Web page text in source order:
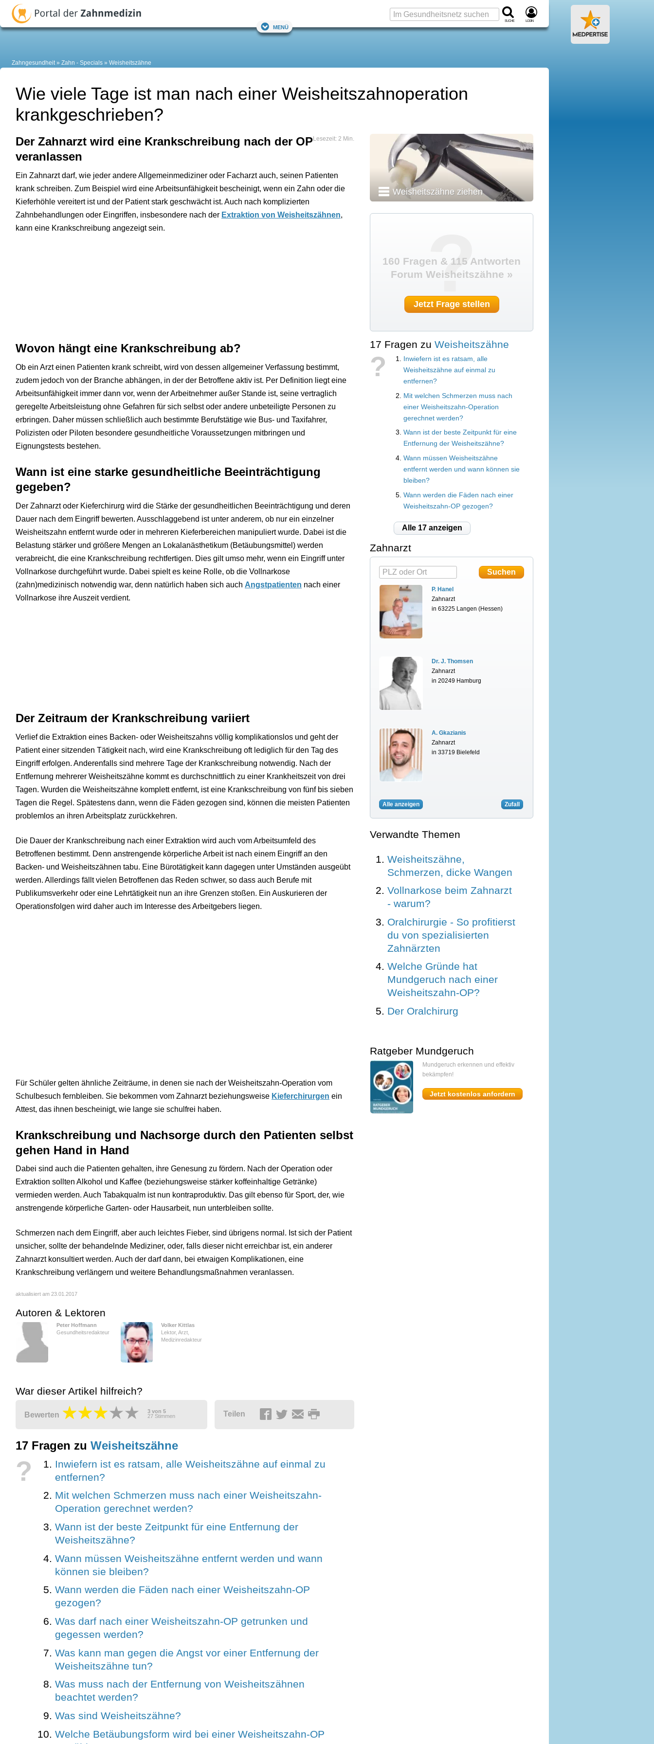
Suche Login
Menü
Zahngesundheit Zahn - Specials Weisheitszähne
Wie viele Tage ist man nach einer Weisheitszahnoperation
krankgeschrieben?
Lesezeit: 2 Min.
Der Zahnarzt wird eine Krankschreibung nach der OP
veranlassen
Ein Zahnarzt darf, wie jeder andere Allgemeinmediziner oder Facharzt auch, seinen Patienten
krank schreiben. Zum Beispiel wird eine Arbeitsunfähigkeit bescheinigt, wenn ein Zahn oder die
Kieferhöhle vereitert ist und der Patient stark geschwächt ist. Auch nach komplizierten
Zahnbehandlungen oder Eingriffen, insbesondere nach der Extraktion von Weisheitszähnen,
kann eine Krankschreibung angezeigt sein.
Wovon hängt eine Krankschreibung ab?
Ob ein Arzt einen Patienten krank schreibt, wird von dessen allgemeiner Verfassung bestimmt,
zudem jedoch von der Branche abhängen, in der der Betroffene aktiv ist. Per Definition liegt eine
Arbeitsunfähigkeit immer dann vor, wenn der Arbeitnehmer außer Stande ist, seine vertraglich
geregelte Arbeitsleistung ohne Gefahren für sich selbst oder andere unbeteiligte Personen zu
erbringen. Daher müssen schließlich auch bestimmte Berufstätige wie Bus- und Taxifahrer,
Polizisten oder Piloten besondere gesundheitliche Voraussetzungen mitbringen und
Eignungstests bestehen.
Wann ist eine starke gesundheitliche Beeinträchtigung
gegeben?
Der Zahnarzt oder Kieferchirurg wird die Stärke der gesundheitlichen Beeinträchtigung und deren
Dauer nach dem Eingriff bewerten. Ausschlaggebend ist unter anderem, ob nur ein einzelner
Weisheitszahn entfernt wurde oder in mehreren Kieferbereichen manipuliert wurde. Dabei ist die
Belastung stärker und größere Mengen an Lokalanästhetikum (Betäubungsmittel) werden
verabreicht, die eine Krankschreibung rechtfertigen. Dies gilt umso mehr, wenn ein Eingriff unter
Vollnarkose durchgeführt wurde. Dabei spielt es keine Rolle, ob die Vollnarkose
(zahn)medizinisch notwendig war, denn natürlich haben sich auch Angstpatienten nach einer
Vollnarkose ihre Auszeit verdient.
Der Zeitraum der Krankschreibung variiert
Verlief die Extraktion eines Backen- oder Weisheitszahns völlig komplikationslos und geht der
Patient einer sitzenden Tätigkeit nach, wird eine Krankschreibung oft lediglich für den Tag des
Eingriff erfolgen. Anderenfalls sind mehrere Tage der Krankschreibung notwendig. Nach der
Entfernung mehrerer Weisheitszähne kommt es durchschnittlich zu einer Krankheitszeit von drei
Tagen. Wurden die Weisheitszähne komplett entfernt, ist eine Krankschreibung von fünf bis sieben
Tagen die Regel. Spätestens dann, wenn die Fäden gezogen sind, können die meisten Patienten
problemlos an ihren Arbeitsplatz zurückkehren.
Die Dauer der Krankschreibung nach einer Extraktion wird auch vom Arbeitsumfeld des
Betroffenen bestimmt. Denn anstrengende körperliche Arbeit ist nach einem Eingriff an den
Backen- und Weisheitszähnen tabu. Eine Bürotätigkeit kann dagegen unter Umständen ausgeübt
werden. Allerdings fällt vielen Betroffenen das Reden schwer, so dass auch Berufe mit
Publikumsverkehr oder eine Lehrtätigkeit nun an ihre Grenzen stoßen. Ein Auskurieren der
Operationsfolgen wird daher auch im Interesse des Arbeitgebers liegen.
Für Schüler gelten ähnliche Zeiträume, in denen sie nach der Weisheitszahn-Operation vom
Schulbesuch fernbleiben. Sie bekommen vom Zahnarzt beziehungsweise Kieferchirurgen ein
Attest, das ihnen bescheinigt, wie lange sie schulfrei haben.
Krankschreibung und Nachsorge durch den Patienten selbst
gehen Hand in Hand
Dabei sind auch die Patienten gehalten, ihre Genesung zu fördern. Nach der Operation oder
Extraktion sollten Alkohol und Kaffee (beziehungsweise stärker koffeinhaltige Getränke)
vermieden werden. Auch Tabakqualm ist nun kontraproduktiv. Das gilt ebenso für Sport, der, wie
anstrengende körperliche Garten- oder Hausarbeit, nun unterbleiben sollte.
Schmerzen nach dem Eingriff, aber auch leichtes Fieber, sind übrigens normal. Ist sich der Patient
unsicher, sollte der behandelnde Mediziner, oder, falls dieser nicht erreichbar ist, ein anderer
Zahnarzt konsultiert werden. Auch der darf dann, bei etwaigen Komplikationen, eine
Krankschreibung verlängern und weitere Behandlungsmaßnahmen veranlassen.
aktualisiert am 23.01.2017
Autoren & Lektoren
Peter Hoffmann
Gesundheitsredakteur
Volker Kittlas
Lektor, Arzt,
Medizinredakteur
War dieser Artikel hilfreich?
Bewerten 3 von 5
27 Stimmen Teilen
17 Fragen zu Weisheitszähne
?
Inwiefern ist es ratsam, alle Weisheitszähne auf einmal zu
entfernen?
Mit welchen Schmerzen muss nach einer Weisheitszahn-
Operation gerechnet werden?
Wann ist der beste Zeitpunkt für eine Entfernung der
Weisheitszähne?
Wann müssen Weisheitszähne entfernt werden und wann
können sie bleiben?
Wann werden die Fäden nach einer Weisheitszahn-OP
gezogen?
Was darf nach einer Weisheitszahn-OP getrunken und
gegessen werden?
Was kann man gegen die Angst vor einer Entfernung der
Weisheitszähne tun?
Was muss nach der Entfernung von Weisheitszähnen
beachtet werden?
Was sind Weisheitszähne?
Welche Betäubungsform wird bei einer Weisheitszahn-OP
Weisheitszähne ziehen
?
160 Fragen & 115 Antworten
Forum Weisheitszähne »
Jetzt Frage stellen
17 Fragen zu Weisheitszähne
?
Inwiefern ist es ratsam, alle
Weisheitszähne auf einmal zu
entfernen?
Mit welchen Schmerzen muss nach
einer Weisheitszahn-Operation
gerechnet werden?
Wann ist der beste Zeitpunkt für eine
Entfernung der Weisheitszähne?
Wann müssen Weisheitszähne
entfernt werden und wann können sie
bleiben?
Wann werden die Fäden nach einer
Weisheitszahn-OP gezogen?
Alle 17 anzeigen
Zahnarzt
P. Hanel
Zahnarzt
in 63225 Langen (Hessen)
Dr. J. Thomsen
Zahnarzt
in 20249 Hamburg
A. Gkazianis
Zahnarzt
in 33719 Bielefeld
Alle anzeigen Zufall
Verwandte Themen
Weisheitszähne,
Schmerzen, dicke Wangen
Vollnarkose beim Zahnarzt
- warum?
Oralchirurgie - So profitierst
du von spezialisierten
Zahnärzten
Welche Gründe hat
Mundgeruch nach einer
Weisheitszahn-OP?
Der Oralchirurg
Ratgeber Mundgeruch
Mundgeruch erkennen und effektiv
bekämpfen!
Jetzt kostenlos anfordern